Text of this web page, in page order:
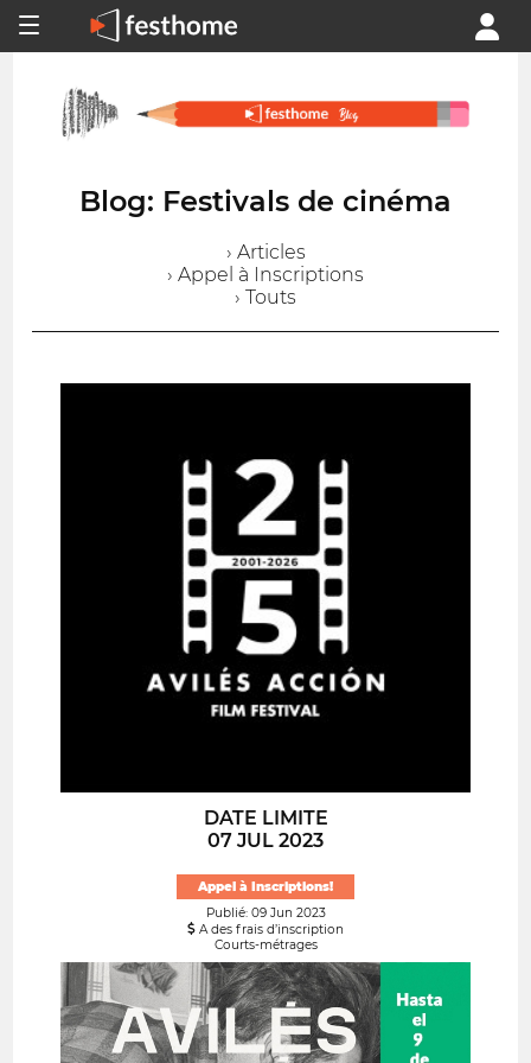
Blog: Festivals de cinéma
› Articles
› Appel à Inscriptions
› Touts
DATE LIMITE
07 JUL 2023
Appel à Inscriptions!
Publié: 09 Jun 2023
A des frais d’inscription
Courts-métrages